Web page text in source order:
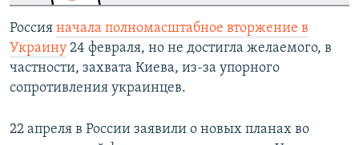
Россия начала полномасштабное вторжение в
Украину 24 февраля, но не достигла желаемого, в
частности, захвата Киева, из-за упорного
сопротивления украинцев.
22 апреля в России заявили о новых планах во